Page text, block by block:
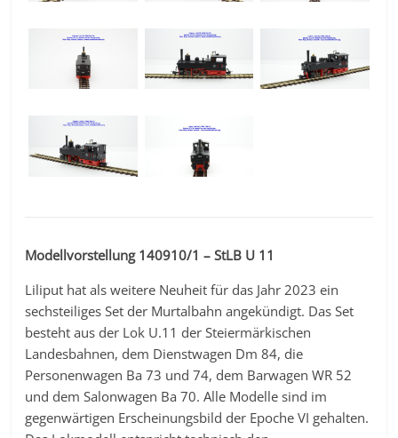
Modellvorstellung 140910/1 – StLB U 11
Liliput hat als weitere Neuheit für das Jahr 2023 ein
sechsteiliges Set der Murtalbahn angekündigt. Das Set
besteht aus der Lok U.11 der Steiermärkischen
Landesbahnen, dem Dienstwagen Dm 84, die
Personenwagen Ba 73 und 74, dem Barwagen WR 52
und dem Salonwagen Ba 70. Alle Modelle sind im
gegenwärtigen Erscheinungsbild der Epoche VI gehalten.